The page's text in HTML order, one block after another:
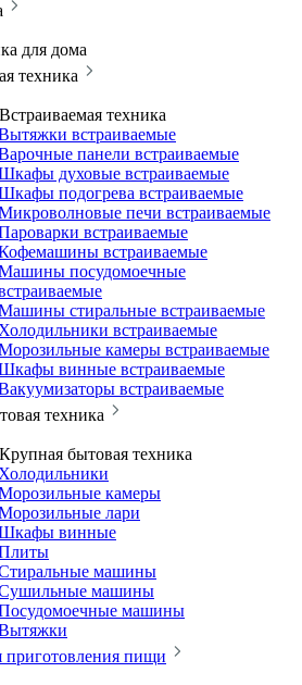
для дома
техника
Встраиваемая техника
встраиваемые
панели встраиваемые
духовые встраиваемые
подогрева встраиваемые
печи встраиваемые
встраиваемые
встраиваемые
посудомоечные
стиральные встраиваемые
Холодильники встраиваемые
камеры встраиваемые
винные встраиваемые
встраиваемые
техника
Крупная бытовая техника
Холодильники
камеры
лари
винные
машины
машины
машины
приготовления пищи